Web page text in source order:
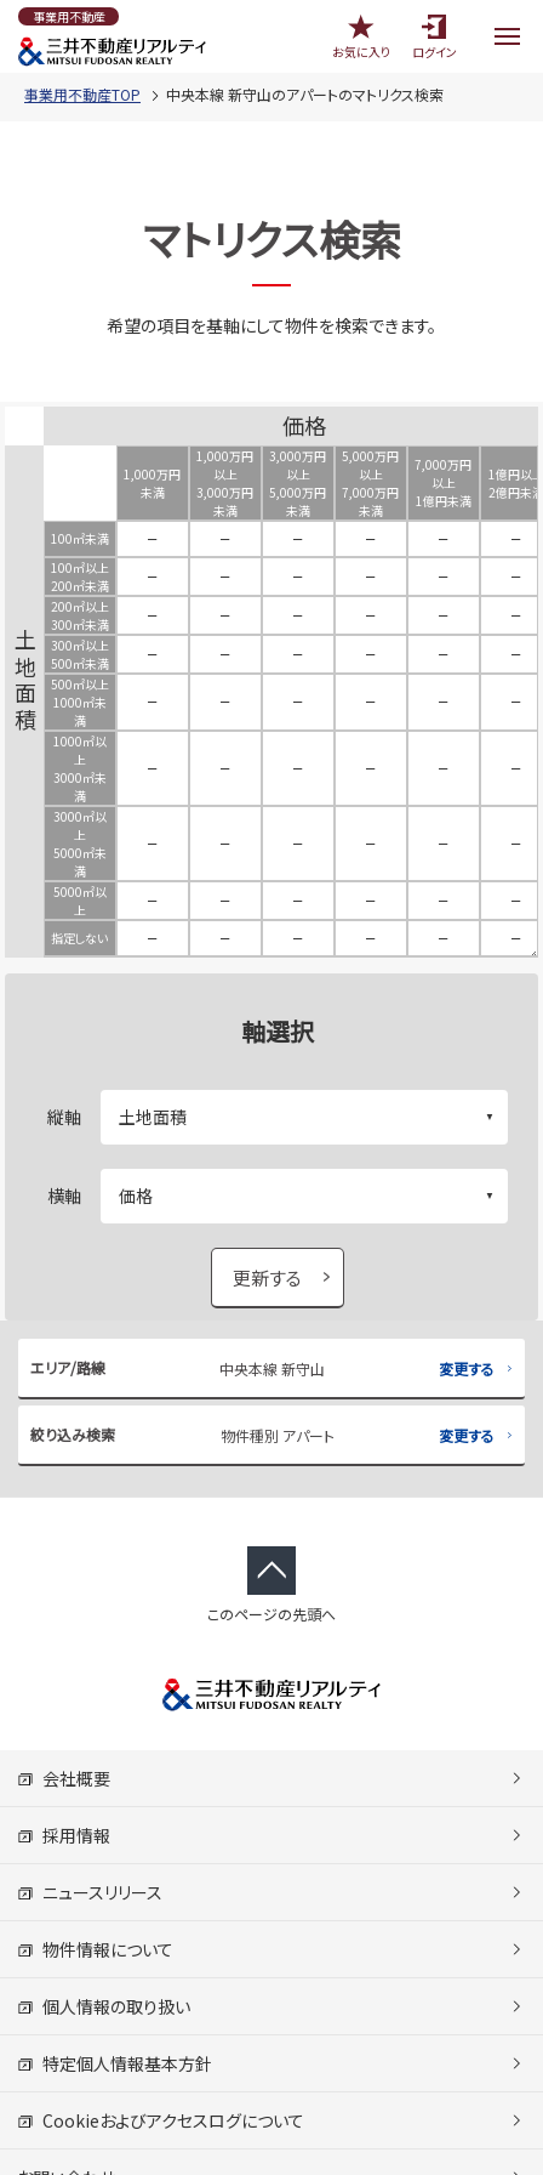
事業用不動産
お気に入り
ログイン
事業用不動産TOP 中央本線 新守山のアパートのマトリクス検索
マトリクス検索
希望の項目を基軸にして物件を検索できます。
価格
土地面積
1,000万円
未満
1,000万円
以上
3,000万円
未満
3,000万円
以上
5,000万円
未満
5,000万円
以上
7,000万円
未満
7,000万円
以上
1億円未満
1億円以上
2億円未満
100㎡未満 － － － － －
－
100㎡以上
200㎡未満
－ － － － －
－
200㎡以上
300㎡未満
－ － － － －
－
300㎡以上
500㎡未満
－ － － － －
－
500㎡以上
1000㎡未
満
－ － － － － －
1000㎡以
上
3000㎡未
満
－ － － － － －
3000㎡以
上
5000㎡未
満
－ － － － － －
5000㎡以
上
－ － － － － －
指定しない － － － － － －
軸選択
縦軸
横軸
更新する
エリア/路線 中央本線 新守山 変更する
絞り込み検索 物件種別 アパート 変更する
このページの先頭へ
会社概要
採用情報
ニュースリリース
物件情報について
個人情報の取り扱い
特定個人情報基本方針
Cookieおよびアクセスログについて